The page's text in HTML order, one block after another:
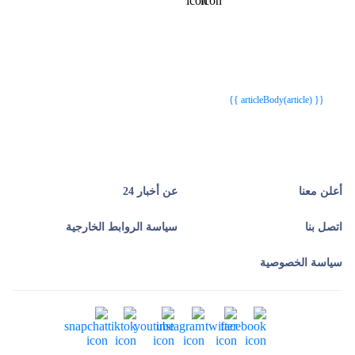
{{ articleBody(article) }}
أعلن معنا عن أخبار 24
اتصل بنا سياسة الروابط الخارجية
سياسة الخصوصية